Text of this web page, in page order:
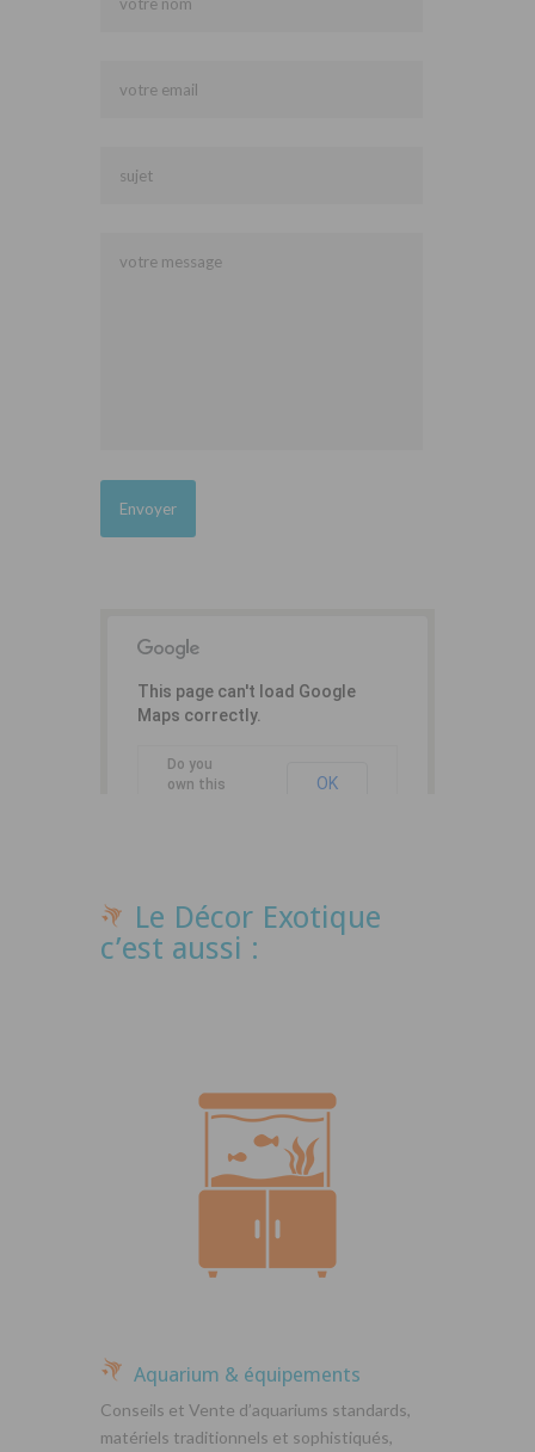
This page can't load Google
Maps correctly.
Do you
own this
OK
Le Décor Exotique
c’est aussi :
Aquarium & équipements
Conseils et Vente d’aquariums standards,
matériels traditionnels et sophistiqués,